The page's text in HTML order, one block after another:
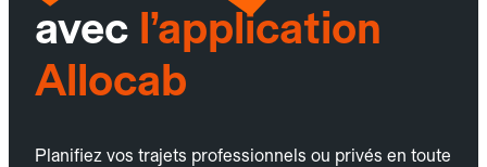
avec l’application
Allocab
Planifiez vos trajets professionnels ou privés en toute